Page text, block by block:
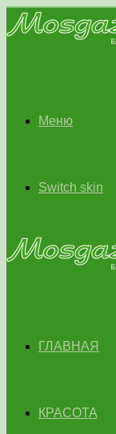
Меню
Switch skin
ГЛАВНАЯ
КРАСОТА